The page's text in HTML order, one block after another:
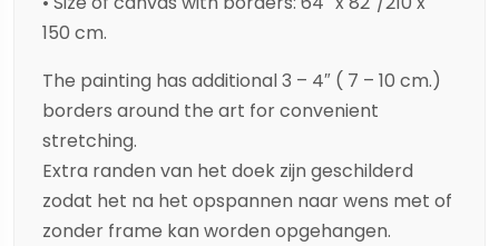
150 cm.
The painting has additional 3 – 4″ ( 7 – 10 cm.)
borders around the art for convenient
stretching.
Extra randen van het doek zijn geschilderd
zodat het na het opspannen naar wens met of
zonder frame kan worden opgehangen.